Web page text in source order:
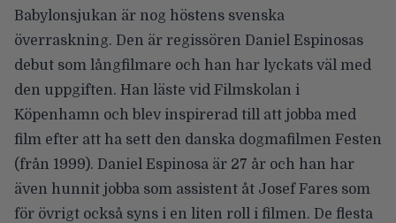
Babylonsjukan är nog höstens svenska
överraskning. Den är regissören Daniel Espinosas
debut som långfilmare och han har lyckats väl med
den uppgiften. Han läste vid Filmskolan i
Köpenhamn och blev inspirerad till att jobba med
film efter att ha sett den danska dogmafilmen Festen
(från 1999). Daniel Espinosa är 27 år och han har
även hunnit jobba som assistent åt Josef Fares som
för övrigt också syns i en liten roll i filmen. De flesta